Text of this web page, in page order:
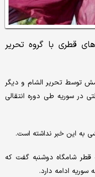
قطری با گروه تحریر
توسط تحریر الشام و دیگر
در سوریه طی دوره انتقالی
به این خبر نداشته است.
قطر شامگاه دوشنبه گفت که
ادامه دارد.